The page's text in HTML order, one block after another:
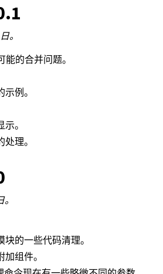
。
能的合并问题。
例。
。
理。
的一些代码清理。
组件。